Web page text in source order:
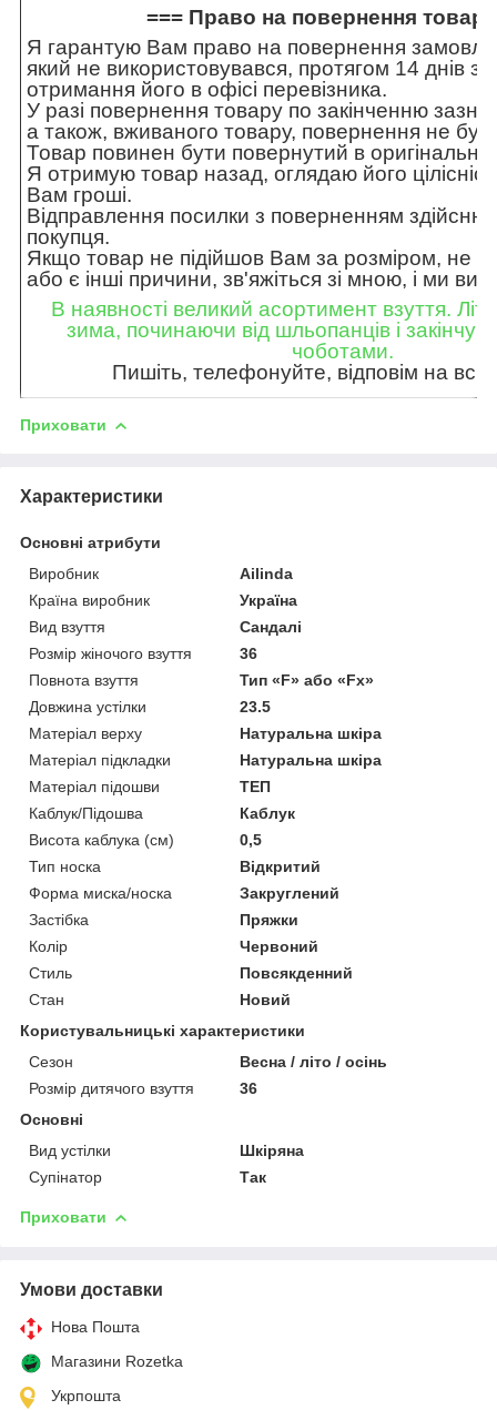
=== Право на повернення
Я гарантую Вам право на повернення
який не використовувався, протягом 14 днів з
отримання його в офісі перевізника.
У разі повернення товару по закінченню
а також, вживаного товару, повернення не
Товар повинен бути повернутий в оригінальній
Я отримую товар назад, оглядаю його
Вам гроші.
Відправлення посилки з поверненням
покупця.
Якщо товар не підійшов Вам за розміром, не
або є інші причини, зв'яжіться зі мною, і ми
В наявності великий асортимент взуття.
зима, починаючи від шльопанців і
чоботами.
Пишіть, телефонуйте, відповім на всі
Приховати
Характеристики
Основні атрибути
Виробник
Ailinda
Країна виробник
Україна
Вид взуття
Сандалі
Розмір жіночого взуття
36
Повнота взуття
Тип «F» або «Fx»
Довжина устілки
23.5
Матеріал верху
Натуральна шкіра
Матеріал підкладки
Натуральна шкіра
Матеріал підошви
ТЕП
Каблук/Підошва
Каблук
Висота каблука (см)
0,5
Тип носка
Відкритий
Форма миска/носка
Закруглений
Застібка
Пряжки
Колір
Червоний
Стиль
Повсякденний
Стан
Новий
Користувальницькі характеристики
Сезон
Весна / літо / осінь
Розмір дитячого взуття
36
Основні
Вид устілки
Шкіряна
Супінатор
Так
Приховати
Умови доставки
Нова Пошта
Магазини Rozetka
Укрпошта